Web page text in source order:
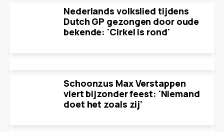
Nederlands volkslied tijdens
Dutch GP gezongen door oude
bekende: 'Cirkel is rond'
Schoonzus Max Verstappen
viert bijzonder feest: 'Niemand
doet het zoals zij'